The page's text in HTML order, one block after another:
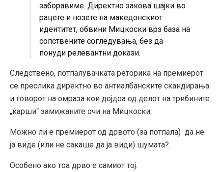
заборавиме. Директно закова шајки во
рацете и нозете на македонскиот
идентитет, обвини Мицкоски врз база на
сопствените согледувања, без да
понуди релевантни докази.
Следствено, потпалувачката реторика на премиерот
се преслика директно во антиалбанските скандирања
и говорот на омраза кои дојдоа од делот на трибините
„карши“ замижаните очи на Мицкоски.
Можно ли е премиерот од дрвото (за потпала) да не
ја виде (или не сакаше да ја види) шумата?.
Особено ако тоа дрво е самиот тој.